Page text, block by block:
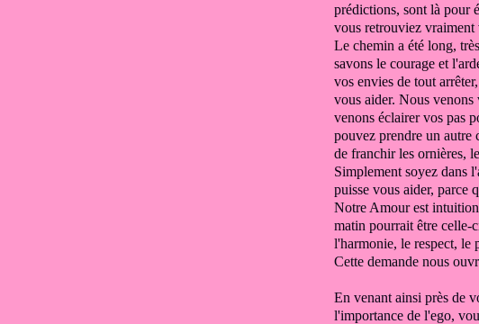
prédictions, sont là pour
vous retrouviez
Le chemin a été long,
savons le courage et
vos envies de tout arrêter,
vous aider. Nous venons
venons éclairervos pas
pouvez prendre un autre
de franchir les ornières,
Simplement soyez dans
puisse vous aider, parce
Notre Amour est intuition
matin pourrait être celle-
l'harmonie, le respect, le
Cette demande nous
En venant ainsi près de
l'importance de l'ego,